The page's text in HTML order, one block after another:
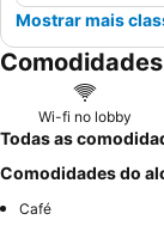
Mostrar mais
Wi-fi no lobby
Todas as
Comodidades do
Café